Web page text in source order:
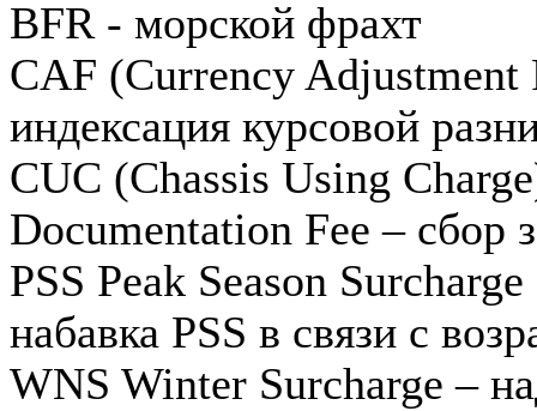
BFR - морской фрахт
CAF (Currency Adjustment
индексация курсовой
CUC (Chassis Using
Documentation Fee – сбор
PSS Peak Season
набавка PSS в связи с
WNS Winter Surcharge –